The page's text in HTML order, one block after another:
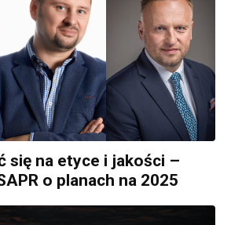
się na etyce i jakości –
o planach na 2025